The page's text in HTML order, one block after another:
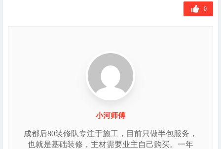
0
小河师傅
成都后80装修队专注于施工，目前只做半包服务，
也就是基础装修，主材需要业主自己购买。一年